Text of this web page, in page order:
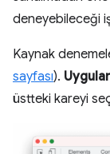
deneyebileceği
Kaynak
sayfası).
üstteki kareyi